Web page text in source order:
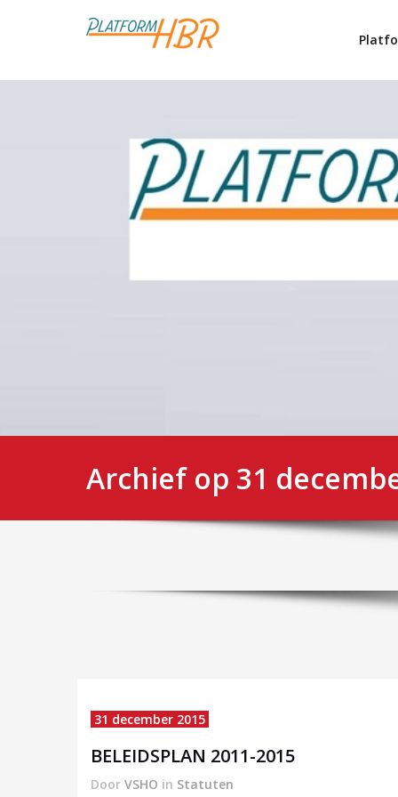
Archief op 31
31 december 2015
BELEIDSPLAN 2011-2015
Door VSHO in Statuten